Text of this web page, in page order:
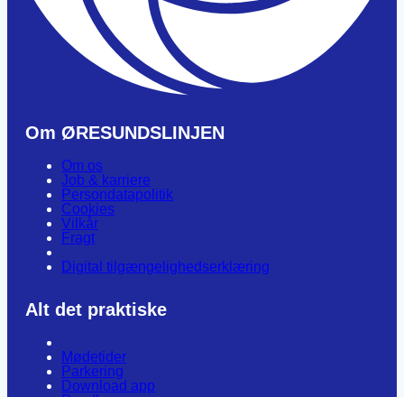
Om ØRESUNDSLINJEN
Om os
Job & karriere
Persondatapolitik
Cookies
Vilkår
Fragt
Digital tilgængelighedserklæring
Alt det praktiske
Mødetider
Parkering
Download app